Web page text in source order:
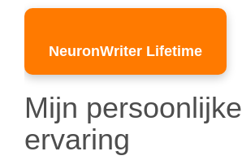
NeuronWriter Lifetime
Mijn persoonlijke
ervaring